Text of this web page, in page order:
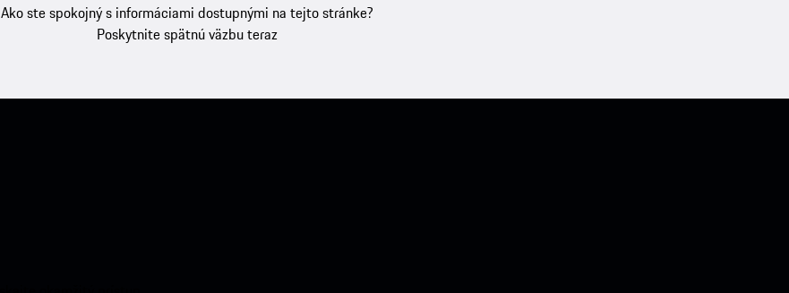
Ako ste spokojný s informáciami dostupnými na tejto stránke?
Poskytnite spätnú väzbu teraz